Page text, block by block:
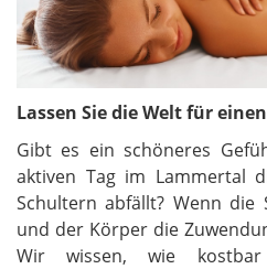
Lassen Sie die Welt für
Gibt es ein schöneres
aktiven Tag im Lammertal
Schultern abfällt? Wenn die
und der Körper die
Wir wissen, wie